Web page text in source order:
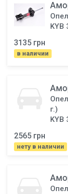
KYB
3135 грн
в наличии
г.)
KYB
2565 грн
нету в наличии